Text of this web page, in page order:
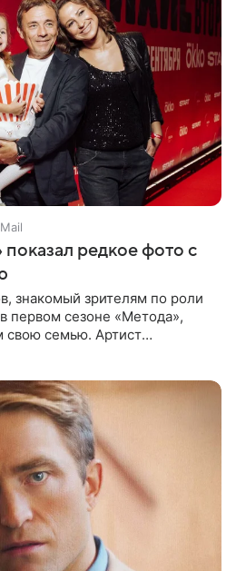
редкое фото с
знакомый зрителям по роли
первом сезоне «Метода»,
свою семью. Артист